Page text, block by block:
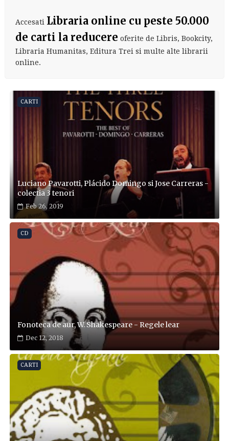
Accesati Libraria online cu peste 50.000
de carti la reducere oferite de Libris, Bookcity,
Libraria Humanitas, Editura Trei si multe alte librarii
online.
CARTI
Luciano Pavarotti, Plácido Domingo si Jose Carreras -
colectia 3 tenori
Feb 26, 2019
CD
Fonoteca de aur, W. Shakespeare - Regele lear
Dec 12, 2018
CARTI